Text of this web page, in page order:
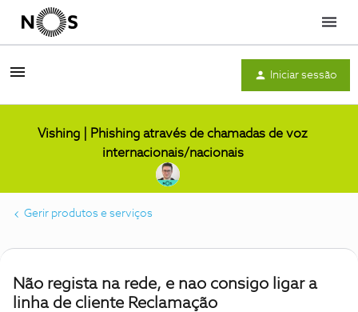
Menu
Iniciar sessão
Vishing | Phishing através de chamadas de voz
internacionais/nacionais
Gerir produtos e serviços
Não regista na rede, e nao consigo ligar a
linha de cliente Reclamação